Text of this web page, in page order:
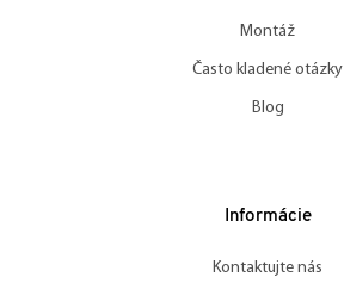
Montáž
Často kladené otázky
Blog
Informácie
Kontaktujte nás